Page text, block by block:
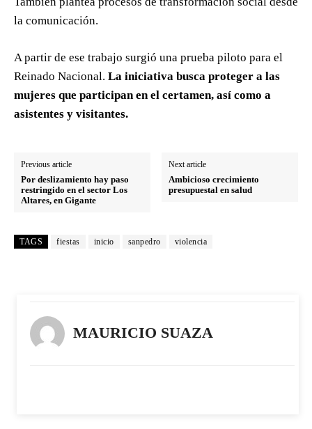
la comunicación.
A partir de ese trabajo surgió una prueba piloto para el
Reinado Nacional. La iniciativa busca proteger a las
mujeres que participan en el certamen, así como a
asistentes y visitantes.
Previous article
Por deslizamiento hay paso
restringido en el sector Los
Altares, en Gigante
Next article
Ambicioso crecimiento
presupuestal en salud
TAGS fiestas inicio sanpedro violencia
MAURICIO SUAZA